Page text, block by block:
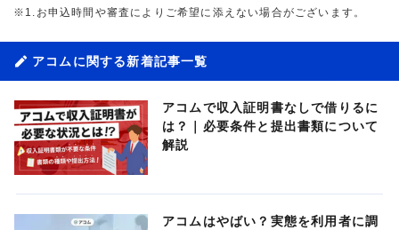
※1.お申込時間や審査によりご希望に添えない場合がございます。
アコムに関する新着記事一覧
アコムで収入証明書なしで借りるに
は？｜必要条件と提出書類について
解説
アコムはやばい？実態を利用者に調